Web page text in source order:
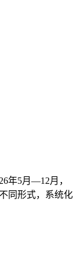
年5月—12月，
同形式，系统化